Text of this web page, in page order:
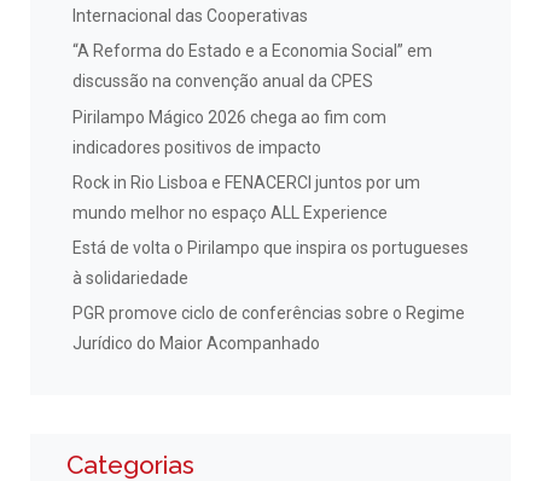
Internacional das Cooperativas
“A Reforma do Estado e a Economia Social” em
discussão na convenção anual da CPES
Pirilampo Mágico 2026 chega ao fim com
indicadores positivos de impacto
Rock in Rio Lisboa e FENACERCI juntos por um
mundo melhor no espaço ALL Experience
Está de volta o Pirilampo que inspira os portugueses
à solidariedade
PGR promove ciclo de conferências sobre o Regime
Jurídico do Maior Acompanhado
Categorias